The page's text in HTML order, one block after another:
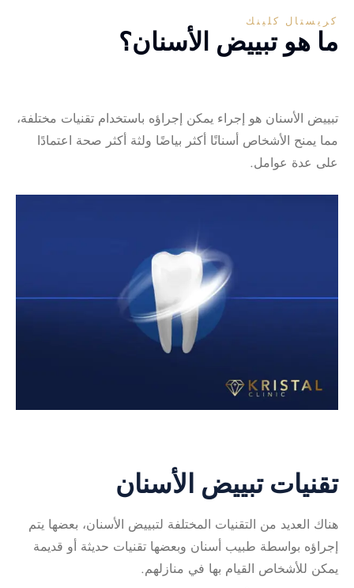
كريستال كلينك
ما هو تبييض الأسنان؟
تبييض الأسنان هو إجراء يمكن إجراؤه باستخدام تقنيات مختلفة،
مما يمنح الأشخاص أسنانًا أكثر بياضًا ولثة أكثر صحة اعتمادًا
على عدة عوامل.
تقنيات تبييض الأسنان
هناك العديد من التقنيات المختلفة لتبييض الأسنان، بعضها يتم
إجراؤه بواسطة طبيب أسنان وبعضها تقنيات حديثة أو قديمة
يمكن للأشخاص القيام بها في منازلهم.